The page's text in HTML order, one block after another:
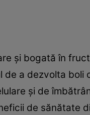
şi bogată în
a dezvolta boli
şi de
de sănătate